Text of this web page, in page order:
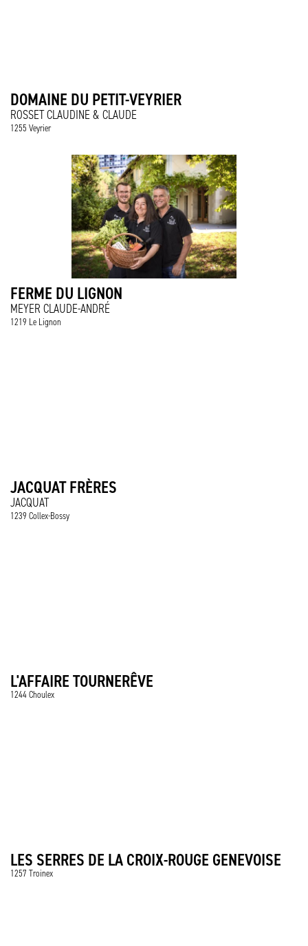
DOMAINE DU PETIT-VEYRIER
ROSSET CLAUDINE & CLAUDE
1255 Veyrier
FERME DU LIGNON
MEYER CLAUDE-ANDRÉ
1219 Le Lignon
JACQUAT FRÈRES
JACQUAT
1239 Collex-Bossy
L'AFFAIRE TOURNERÊVE
1244 Choulex
LES SERRES DE LA CROIX-ROUGE GENEVOISE
1257 Troinex